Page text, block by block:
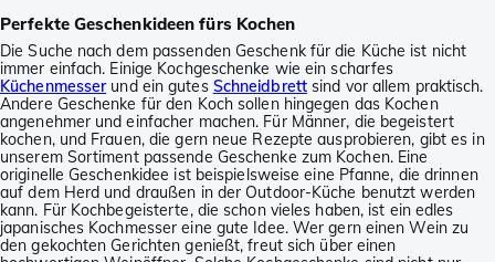
Perfekte Geschenkideen fürs Kochen
Die Suche nach dem passenden Geschenk für die Küche ist nicht
immer einfach. Einige Kochgeschenke wie ein scharfes
Küchenmesserund ein gutes Schneidbrettsind vor allem praktisch.
Andere Geschenke für den Koch sollen hingegen das Kochen
angenehmer und einfacher machen. Für Männer, die begeistert
kochen, und Frauen, die gern neue Rezepte ausprobieren, gibt es in
unserem Sortiment passende Geschenke zum Kochen. Eine
originelle Geschenkidee ist beispielsweise eine Pfanne, die drinnen
auf dem Herd und draußen in der Outdoor-Küche benutzt werden
kann. Für Kochbegeisterte, die schon vieles haben, ist ein edles
japanisches Kochmesser eine gute Idee. Wer gern einen Wein zu
den gekochten Gerichten genießt, freut sich über einen